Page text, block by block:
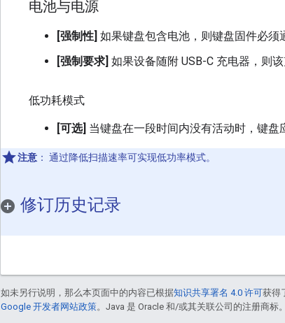
电池与电源
[强制性] 如果键盘包含电池，则键盘固件必须
[强制要求] 如果设备随附 USB-C 充电器，则
低功耗模式
[可选] 当键盘在一段时间内没有活动时，键盘
注意 ： 通过降低扫描速率可实现低功率模式。
修订历史记录
如未另行说明，那么本页面中的内容已根据知识共享署名 4.0 许可获得
Google 开发者网站政策。Java 是 Oracle 和/或其关联公司的注册商标。